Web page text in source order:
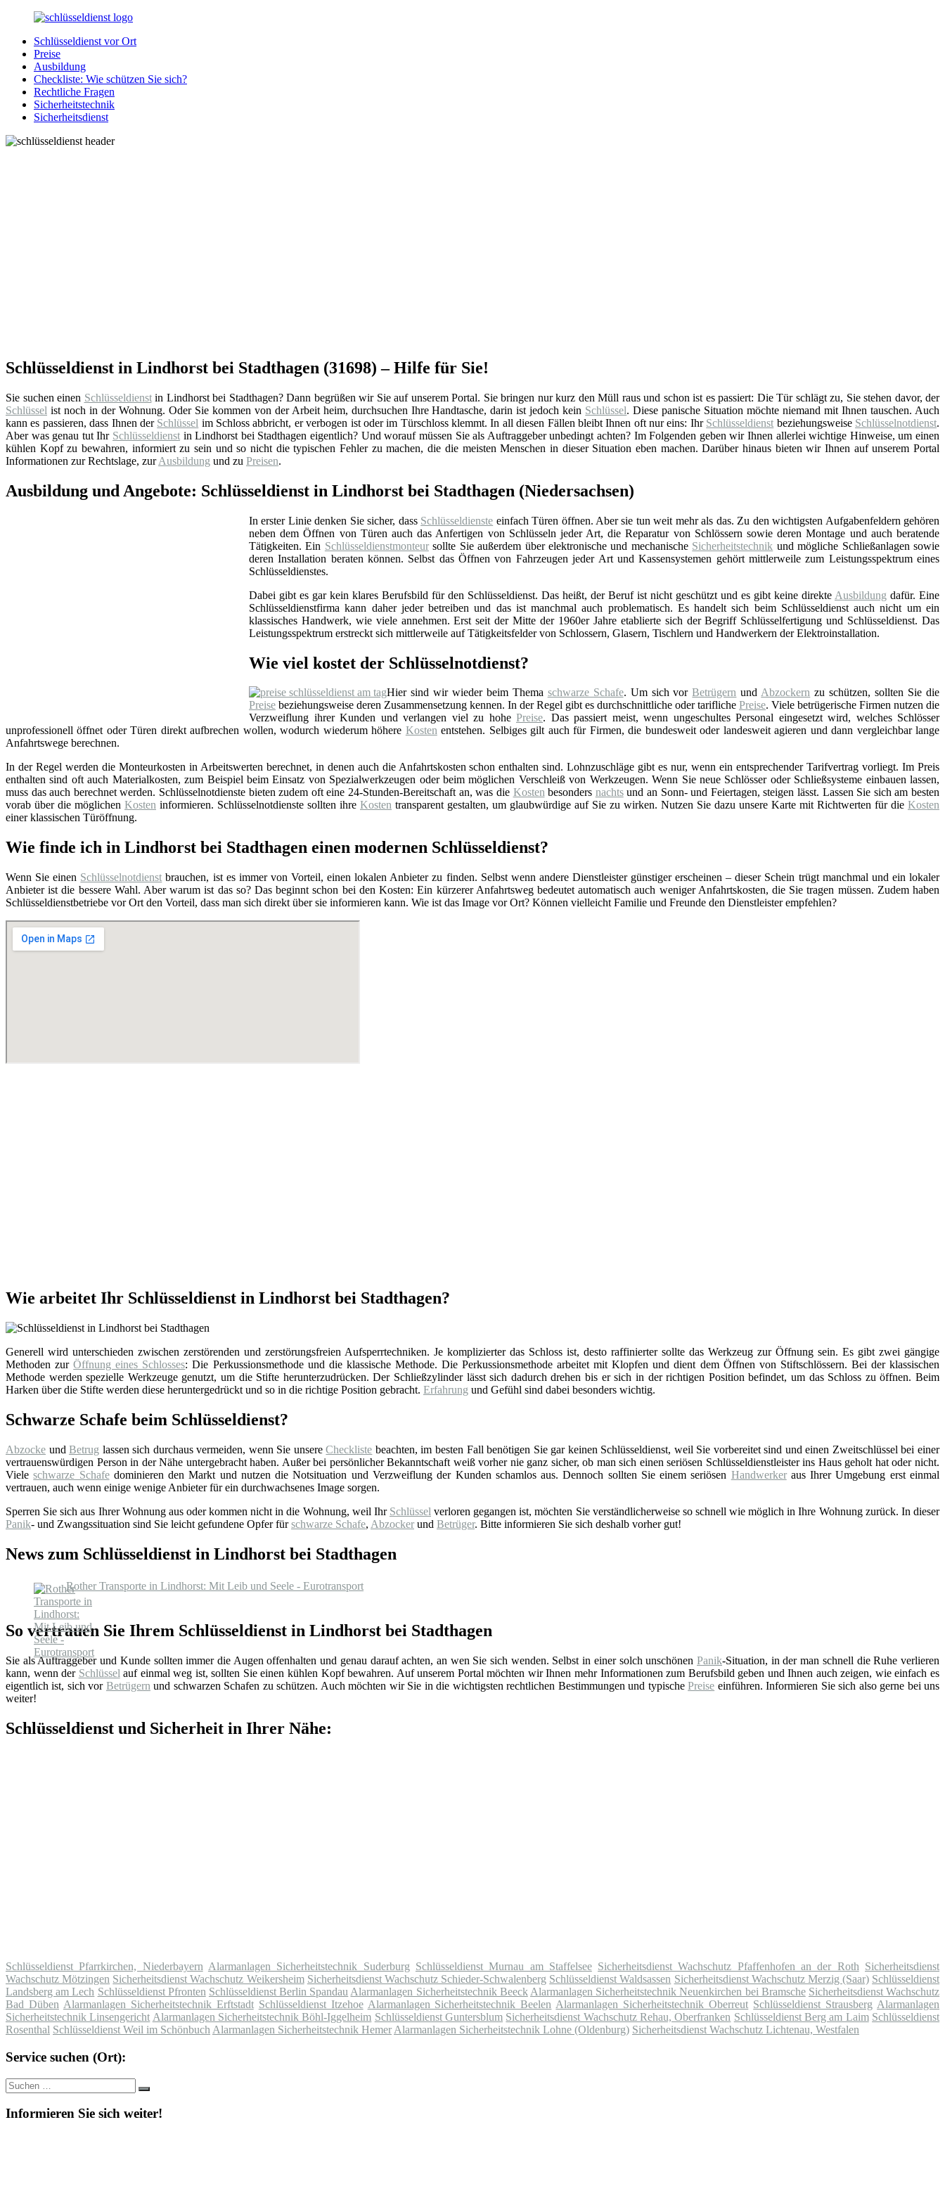
Zurück
Inhalt
SchluesseldienstDirekt.de
Ihre
Notlage
wird
gelöst!
Schlüsseldienst vor Ort
Preise
Ausbildung
Checkliste: Wie schützen Sie sich?
Rechtliche Fragen
Sicherheitstechnik
Sicherheitsdienst
Schlüsseldienst in Lindhorst bei Stadthagen (31698) – Hilfe für Sie!
Sie suchen einen Schlüsseldienstin Lindhorst bei Stadthagen? Dann begrüßen wir Sie auf unserem Portal. Sie bringen nur kurz den Müll raus und schon ist es passiert: Die Tür schlägt zu, Sie stehen davor, der
Schlüssel ist noch in der Wohnung. Oder Sie kommen von der Arbeit heim, durchsuchen Ihre Handtasche, darin ist jedoch kein Schlüssel. Diese panische Situation möchte niemand mit Ihnen tauschen. Auch
kann es passieren, dass Ihnen der Schlüssel im Schloss abbricht, er verbogen ist oder im Türschloss klemmt. In all diesen Fällen bleibt Ihnen oft nur eins: Ihr Schlüsseldienst beziehungsweise Schlüsselnotdienst.
Aber was genau tut Ihr Schlüsseldienst in Lindhorst bei Stadthagen eigentlich? Und worauf müssen Sie als Auftraggeber unbedingt achten? Im Folgenden geben wir Ihnen allerlei wichtige Hinweise, um einen
kühlen Kopf zu bewahren, informiert zu sein und so nicht die typischen Fehler zu machen, die die meisten Menschen in dieser Situation eben machen. Darüber hinaus bieten wir Ihnen auf unserem Portal
Informationen zur Rechtslage, zurAusbildung und zu Preisen.
Ausbildung und Angebote: Schlüsseldienst in Lindhorst bei Stadthagen (Niedersachsen)
In erster Linie denken Sie sicher, dass Schlüsseldienste einfach Türen öffnen. Aber sie tun weit mehr als das. Zu den wichtigsten Aufgabenfeldern gehören
neben dem Öffnen von Türen auch das Anfertigen von Schlüsseln jeder Art, die Reparatur von Schlössern sowie deren Montage und auch beratende
Tätigkeiten. Ein Schlüsseldienstmonteursollte Sie außerdem über elektronische und mechanische Sicherheitstechnik und mögliche Schließanlagen sowie
deren Installation beraten können. Selbst das Öffnen von Fahrzeugen jeder Art und Kassensystemen gehört mittlerweile zum Leistungsspektrum eines
Schlüsseldienstes.
Dabei gibt es gar kein klares Berufsbild für den Schlüsseldienst. Das heißt, der Beruf ist nicht geschützt und es gibt keine direkte Ausbildung dafür. Eine
Schlüsseldienstfirma kann daher jeder betreiben und das ist manchmal auch problematisch. Es handelt sich beim Schlüsseldienst auch nicht um ein
klassisches Handwerk, wie viele annehmen. Erst seit der Mitte der 1960er Jahre etablierte sich der Begriff Schlüsselfertigung und Schlüsseldienst. Das
Leistungsspektrum erstreckt sich mittlerweile auf Tätigkeitsfelder von Schlossern, Glasern, Tischlern und Handwerkern der Elektroinstallation.
Wie viel kostet der Schlüsselnotdienst?
Hier sind wir wieder beim Thema schwarze Schafe. Um sich vorBetrügern undAbzockern zu schützen, sollten Sie die
Preise beziehungsweise deren Zusammensetzung kennen. In der Regel gibt es durchschnittliche oder tarifliche Preise. Viele betrügerische Firmen nutzen die
Verzweiflung ihrer Kunden und verlangen viel zu hohe Preise. Das passiert meist, wenn ungeschultes Personal eingesetzt wird, welches Schlösser
unprofessionell öffnet oder Türen direkt aufbrechen wollen, wodurch wiederum höhere Kostenentstehen. Selbiges gilt auch für Firmen, die bundesweit oder landesweit agieren und dann vergleichbar lange
Anfahrtswege berechnen.
In der Regel werden die Monteurkosten in Arbeitswerten berechnet, in denen auch die Anfahrtskosten schon enthalten sind. Lohnzuschläge gibt es nur, wenn ein entsprechender Tarifvertrag vorliegt. Im Preis
enthalten sind oft auch Materialkosten, zum Beispiel beim Einsatz von Spezialwerkzeugen oder beim möglichen Verschleiß von Werkzeugen. Wenn Sie neue Schlösser oder Schließsysteme einbauen lassen,
muss das auch berechnet werden. Schlüsselnotdienste bieten zudem oft eine 24-Stunden-Bereitschaft an, was die Kostenbesonders nachtsund an Sonn- und Feiertagen, steigen lässt. Lassen Sie sich am besten
vorab über die möglichen Kosten informieren. Schlüsselnotdienste sollten ihre Kosten transparent gestalten, um glaubwürdige auf Sie zu wirken. Nutzen Sie dazu unsere Karte mit Richtwerten für die Kosten
einer klassischen Türöffnung.
Wie finde ich in Lindhorst bei Stadthagen einen modernen Schlüsseldienst?
Wenn Sie einen Schlüsselnotdienst brauchen, ist es immer von Vorteil, einen lokalen Anbieter zu finden. Selbst wenn andere Dienstleister günstiger erscheinen – dieser Schein trügt manchmal und ein lokaler
Anbieter ist die bessere Wahl. Aber warum ist das so? Das beginnt schon bei den Kosten: Ein kürzerer Anfahrtsweg bedeutet automatisch auch weniger Anfahrtskosten, die Sie tragen müssen. Zudem haben
Schlüsseldienstbetriebe vor Ort den Vorteil, dass man sich direkt über sie informieren kann. Wie ist das Image vor Ort? Können vielleicht Familie und Freunde den Dienstleister empfehlen?
Wie arbeitet Ihr Schlüsseldienst in Lindhorst bei Stadthagen?
Generell wird unterschieden zwischen zerstörenden und zerstörungsfreien Aufsperrtechniken. Je komplizierter das Schloss ist, desto raffinierter sollte das Werkzeug zur Öffnung sein. Es gibt zwei gängige
Methoden zurÖffnung eines Schlosses: Die Perkussionsmethode und die klassische Methode. Die Perkussionsmethode arbeitet mit Klopfen und dient dem Öffnen von Stiftschlössern. Bei der klassischen
Methode werden spezielle Werkzeuge genutzt, um die Stifte herunterzudrücken. Der Schließzylinder lässt sich dadurch drehen bis er sich in der richtigen Position befindet, um das Schloss zu öffnen. Beim
Harken über die Stifte werden diese heruntergedrückt und so in die richtige Position gebracht. Erfahrung und Gefühl sind dabei besonders wichtig.
Schwarze Schafe beim Schlüsseldienst?
Abzocke undBetrug lassen sich durchaus vermeiden, wenn Sie unsereCheckliste beachten, im besten Fall benötigen Sie gar keinen Schlüsseldienst, weil Sie vorbereitet sind und einen Zweitschlüssel bei einer
vertrauenswürdigen Person in der Nähe untergebracht haben. Außer bei persönlicher Bekanntschaft weiß vorher nie ganz sicher, ob man sich einen seriösen Schlüsseldienstleister ins Haus geholt hat oder nicht.
Vieleschwarze Schafedominieren den Markt und nutzen die Notsituation und Verzweiflung der Kunden schamlos aus. Dennoch sollten Sie einem seriösen Handwerkeraus Ihrer Umgebung erst einmal
vertrauen, auch wenn einige wenige Anbieter für ein durchwachsenes Image sorgen.
Sperren Sie sich aus Ihrer Wohnung aus oder kommen nicht in die Wohnung, weil Ihr Schlüssel verloren gegangen ist, möchten Sie verständlicherweise so schnell wie möglich in Ihre Wohnung zurück. In dieser
Panik- und Zwangssituation sind Sie leicht gefundene Opfer fürschwarze Schafe, Abzocker und Betrüger. Bitte informieren Sie sich deshalb vorher gut!
News zum Schlüsseldienst in Lindhorst bei Stadthagen
Rother Transporte in Lindhorst: Mit Leib und Seele - Eurotransport
So vertrauen Sie Ihrem Schlüsseldienst in Lindhorst bei Stadthagen
Sie als Auftraggeber und Kunde sollten immer die Augen offenhalten und genau darauf achten, an wen Sie sich wenden. Selbst in einer solch unschönenPanik-Situation, in der man schnell die Ruhe verlieren
kann, wenn der Schlüssel auf einmal weg ist, sollten Sie einen kühlen Kopf bewahren. Auf unserem Portal möchten wir Ihnen mehr Informationen zum Berufsbild geben und Ihnen auch zeigen, wie einfach es
eigentlich ist, sich vor Betrügern und schwarzen Schafen zu schützen. Auch möchten wir Sie in die wichtigsten rechtlichen Bestimmungen und typischePreise einführen. Informieren Sie sich also gerne bei uns
weiter!
Schlüsseldienst und Sicherheit in Ihrer Nähe:
Schlüsseldienst Pfarrkirchen, Niederbayern Alarmanlagen Sicherheitstechnik Suderburg Schlüsseldienst Murnau am Staffelsee Sicherheitsdienst Wachschutz Pfaffenhofen an der Roth Sicherheitsdienst
Wachschutz Mötzingen Sicherheitsdienst Wachschutz Weikersheim Sicherheitsdienst Wachschutz Schieder-Schwalenberg Schlüsseldienst Waldsassen Sicherheitsdienst Wachschutz Merzig (Saar) Schlüsseldienst
Landsberg am Lech Schlüsseldienst Pfronten Schlüsseldienst Berlin Spandau Alarmanlagen Sicherheitstechnik Beeck Alarmanlagen Sicherheitstechnik Neuenkirchen bei Bramsche Sicherheitsdienst Wachschutz
Bad Düben Alarmanlagen Sicherheitstechnik Erftstadt Schlüsseldienst Itzehoe Alarmanlagen Sicherheitstechnik Beelen Alarmanlagen Sicherheitstechnik Oberreut Schlüsseldienst Strausberg Alarmanlagen
Sicherheitstechnik Linsengericht Alarmanlagen Sicherheitstechnik Böhl-Iggelheim Schlüsseldienst Guntersblum Sicherheitsdienst Wachschutz Rehau, Oberfranken Schlüsseldienst Berg am Laim Schlüsseldienst
Rosenthal Schlüsseldienst Weil im Schönbuch Alarmanlagen Sicherheitstechnik Hemer Alarmanlagen Sicherheitstechnik Lohne (Oldenburg) Sicherheitsdienst Wachschutz Lichtenau, Westfalen
Service suchen (Ort):
Suche
nach:
Suchen
Informieren Sie sich weiter!